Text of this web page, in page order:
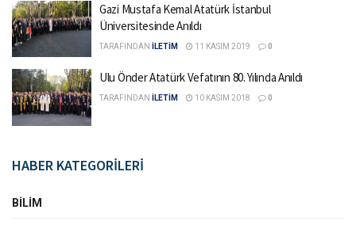
Gazi Mustafa Kemal Atatürk İstanbul
Üniversitesinde Anıldı
TARAFINDAN İLETİM 11 KASIM 2019 0
Ulu Önder Atatürk Vefatının 80. Yılında Anıldı
TARAFINDAN İLETİM 10 KASIM 2018 0
HABER KATEGORİLERİ
BILIM